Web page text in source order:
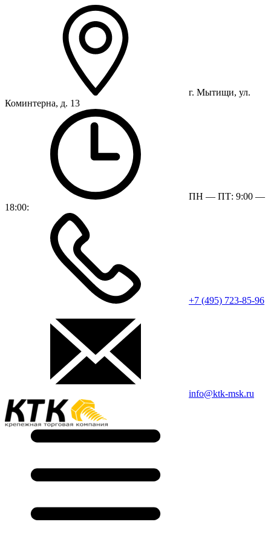
г. Мытищи, ул.
Коминтерна, д. 13
ПН — ПТ: 9:00 —
18:00:
+7 (495) 723-85-96
info@ktk-msk.ru